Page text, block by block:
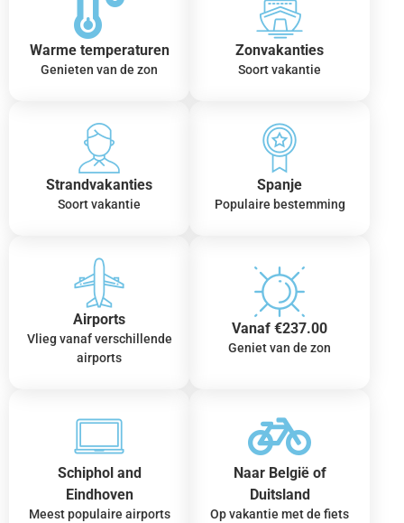
Warme temperaturen
Genieten van de zon
Zonvakanties
Soort vakantie
Strandvakanties
Soort vakantie
Spanje
Populaire bestemming
Airports
Vlieg vanaf verschillende
airports
Vanaf €237.00
Geniet van de zon
Schiphol and
Eindhoven
Meest populaire airports
Naar België of
Duitsland
Op vakantie met de fiets